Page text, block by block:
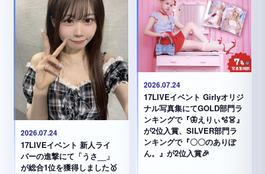
2026.07.24
17LIVEイベント 新人ライ
バーの進撃にて「うさ__」
が総合1位を獲得しました🥇
2026.07.24
17LIVEイベント Girlyオリジ
ナル写真集にてGOLD部門ラ
ンキングで『🦋えりぃ🫧👗』
が2位入賞、SILVER部門ラ
ンキングで『〇〇のありぽ
ん。』が2位入賞🎉